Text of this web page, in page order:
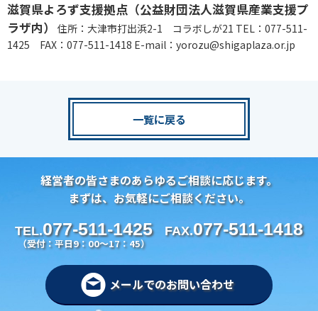
滋賀県よろず支援拠点（公益財団法人滋賀県産業支援プ
ラザ内）
住所：大津市打出浜2-1 コラボしが21 TEL：077-511-
1425 FAX：077-511-1418 E-mail：yorozu@shigaplaza.or.jp
一覧に戻る
経営者の皆さまのあらゆるご相談に応じます。
まずは、お気軽にご相談ください。
TEL.077-511-1425
（受付：平日9：00～17：45）
FAX.077-511-1418
メールでのお問い合わせ